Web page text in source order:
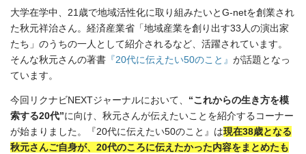
大学在学中、21歳で地域活性化に取り組みたいとG-netを創業され
た秋元祥治さん。経済産業省「地域産業を創り出す33人の演出家
たち」のうちの一人として紹介されるなど、活躍されています。
そんな秋元さんの著書 『20代に伝えたい50のこと』 が話題となっ
ています。
今回リクナビNEXTジャーナルにおいて、 “これからの生き方を模
索する20代”に向け、秋元さんが伝えたいことを紹介するコーナー
が始まりました。『20代に伝えたい50のこと』は現在38歳となる
秋元さんご自身が、20代のころに伝えたかった内容をまとめたも